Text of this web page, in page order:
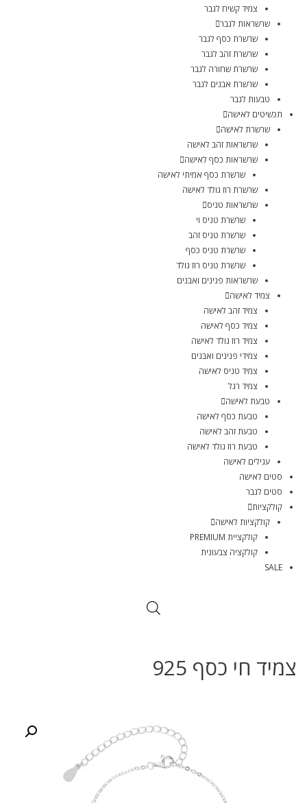
צמיד קשיח לגבר
שרשראות לגבר
שרשרת כסף לגבר
שרשרת זהב לגבר
שרשרת שחורה לגבר
שרשרת אבנים לגבר
טבעות לגבר
תכשיטים לאישה
שרשרת לאישה
שרשראות זהב לאישה
שרשראות כסף לאישה
שרשרת כסף אמיתי לאישה
שרשרת רוז גולד לאישה
שרשראות טניס
שרשרת טניס וי
שרשרת טניס זהב
שרשרת טניס כסף
שרשרת טניס רוז גולד
שרשראות פנינים ואבנים
צמיד לאישה
צמיד זהב לאישה
צמיד כסף לאישה
צמיד רוז גולד לאישה
צמידי פנינים ואבנים
צמיד טניס לאישה
צמיד רגל
טבעת לאישה
טבעת כסף לאישה
טבעת זהב לאישה
טבעת רוז גולד לאישה
עגילים לאישה
סטים לאישה
סטים לגבר
קולקציות
קולקציות לאישה
קולקציית PREMIUM
קולקציה צבעונית
SALE
צמיד חי כסף 925